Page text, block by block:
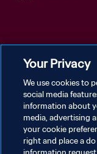
Your Privacy
We use cookies to
social media
information about
media, advertising
your cookie
right and place a